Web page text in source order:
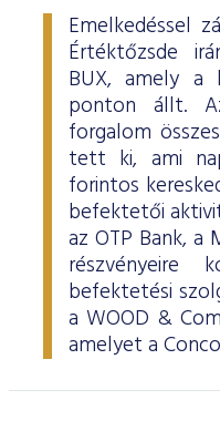
Emelkedéssel
Értéktőzsde
BUX, amely a
ponton állt.
forgalom
tett ki, ami
forintos
befektetői
az OTP Bank, a
részvényeire
befektetési
a WOOD &
amelyet a